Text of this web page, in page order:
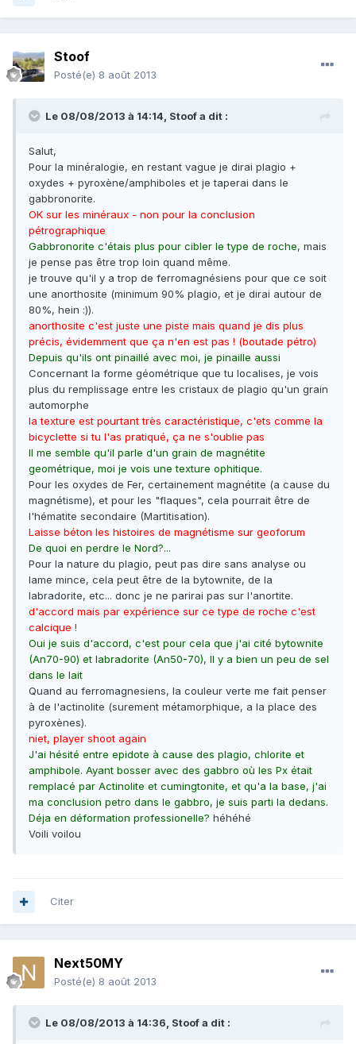
Stoof
Posté(e) 8 août 2013
Le 08/08/2013 à 14:14, Stoof a dit :
Salut,
Pour la minéralogie, en restant vague je dirai plagio +
oxydes + pyroxène/amphiboles et je taperai dans le
gabbronorite.
OK sur les minéraux - non pour la conclusion
pétrographique
Gabbronorite c'étais plus pour cibler le type de roche, mais
je pense pas être trop loin quand même.
je trouve qu'il y a trop de ferromagnésiens pour que ce soit
une anorthosite (minimum 90% plagio, et je dirai autour de
80%, hein :)).
anorthosite c'est juste une piste mais quand je dis plus
précis, évidemment que ça n'en est pas ! (boutade pétro)
Depuis qu'ils ont pinaillé avec moi, je pinaille aussi
Concernant la forme géométrique que tu localises, je vois
plus du remplissage entre les cristaux de plagio qu'un grain
automorphe
la texture est pourtant très caractéristique, c'ets comme la
bicyclette si tu l'as pratiqué, ça ne s'oublie pas
Il me semble qu'il parle d'un grain de magnétite
geométrique, moi je vois une texture ophitique.
Pour les oxydes de Fer, certainement magnétite (a cause du
magnétisme), et pour les "flaques", cela pourrait être de
l'hématite secondaire (Martitisation).
Laisse béton les histoires de magnétisme sur geoforum
De quoi en perdre le Nord?...
Pour la nature du plagio, peut pas dire sans analyse ou
lame mince, cela peut être de la bytownite, de la
labradorite, etc... donc je ne parirai pas sur l'anortite.
d'accord mais par expérience sur ce type de roche c'est
calcique !
Oui je suis d'accord, c'est pour cela que j'ai cité bytownite
(An70-90) et labradorite (An50-70), Il y a bien un peu de sel
dans le lait
Quand au ferromagnesiens, la couleur verte me fait penser
à de l'actinolite (surement métamorphique, a la place des
pyroxènes).
niet, player shoot again
J'ai hésité entre epidote à cause des plagio, chlorite et
amphibole. Ayant bosser avec des gabbro où les Px était
remplacé par Actinolite et cumingtonite, et qu'a la base, j'ai
ma conclusion petro dans le gabbro, je suis parti la dedans.
Déja en déformation professionelle? héhéhé
Voili voilou
Citer
Next50MY
Posté(e) 8 août 2013
Le 08/08/2013 à 14:36, Stoof a dit :